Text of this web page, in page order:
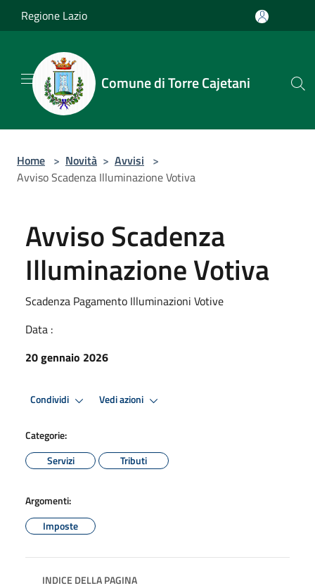
Salta al contenuto principale
Regione Lazio
Comune di Torre Cajetani
Home > Novità > Avvisi >
Avviso Scadenza Illuminazione Votiva
Avviso Scadenza
Illuminazione Votiva
Scadenza Pagamento Illuminazioni Votive
Data :
20 gennaio 2026
Condividi Vedi azioni
Categorie:
Servizi
Tributi
Argomenti:
Imposte
INDICE DELLA PAGINA